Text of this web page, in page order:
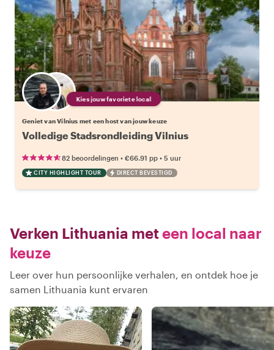
Kies jouw favoriete local
Geniet van Vilnius met een host van jouw keuze
Volledige Stadsrondleiding Vilnius
82 beoordelingen • €66.91 pp • 5 uur
CITY HIGHLIGHT TOUR DIRECT BEVESTIGD
Verken Lithuania meteen local naar
keuze
Leer over hun persoonlijke verhalen, en ontdek hoe je
samen Lithuania kunt ervaren